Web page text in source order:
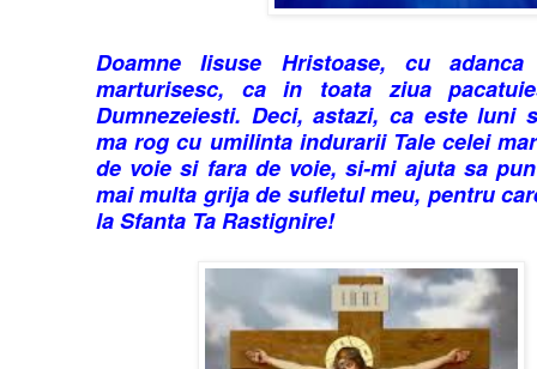
Doamne Iisuse Hristoase, cu
marturisesc, ca in toata ziua
Dumnezeiesti. Deci, astazi, ca este luni
ma rog cu umilinta indurarii Tale celei
de voie si fara de voie, si-mi ajuta sa
mai multa grija de sufletul meu, pentru
la Sfanta Ta Rastignire!